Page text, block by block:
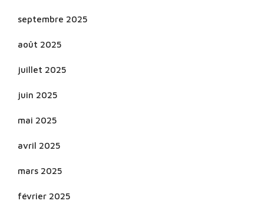
septembre 2025
août 2025
juillet 2025
juin 2025
mai 2025
avril 2025
mars 2025
février 2025